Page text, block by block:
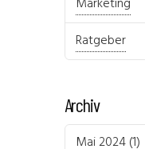
Marketing
Ratgeber
Archiv
Mai 2024(1)